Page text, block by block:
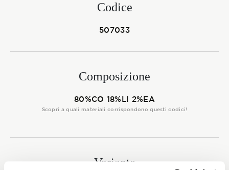
Codice
507033
Composizione
80%CO 18%LI 2%EA
Scopri a quali materiali corrispondono questi codici!
Variante
NOVITÀ